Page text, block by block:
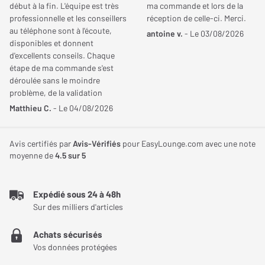
PerL (AH-C10PL) est claire : une expérience d'écoute adaptée à
chaque individu pour un voyage sonore unique. Ces écouteurs,
non seulement vous enveloppent avec une qualité sonore
exceptionnelle grâce à la technologie Masimo AAT, mais vous
donnent également le pouvoir d'alterner entre une immersion
totale grâce à la réduction de bruit active et un mode
transparence pour rester connecté à votre environnement.
commandes tactiles entièrement personnalisables, et une
mélomane moderne.
Type
Bluetooth TrueWireless
(100 % sans-fil)
Type de charge
Autonomie
Étanchéité (norme IP)
Taille transducteur
Min.
début à la fin. L'équipe est très
professionnelle et les conseillers
au téléphone sont à l'écoute,
disponibles et donnent
d'excellents conseils. Chaque
étape de ma commande s'est
déroulée sans le moindre
problème, de la validation
jusqu'à la livraison. Je
service et son sérieux.
Matthieu C. - Le 04/08/2026
ma commande et lors de la
réception de celle-ci. Merci.
antoine v. - Le 03/08/2026
Avis certifiés parAvis-Vérifiés pour EasyLounge.com avec une note
moyenne de4.5sur 5
Expédié sous 24 à 48h
Sur des milliers d'articles
Achats sécurisés
Vos données protégées